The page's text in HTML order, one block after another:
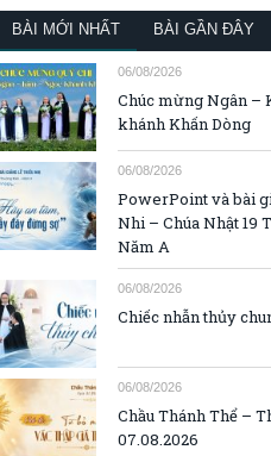
BÀI MỚI NHẤT BÀI GẦN ĐÂY
06/08/2026
Chúc mừng Ngân –
khánh Khấn Dòng
06/08/2026
PowerPoint và bài
Nhi – Chúa Nhật 19
Năm A
06/08/2026
Chiếc nhẫn thủy
06/08/2026
Chầu Thánh Thể –
07.08.2026